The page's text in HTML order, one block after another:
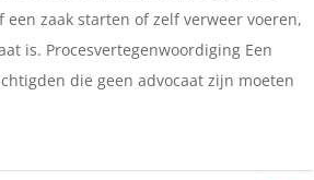
zaak starten of zelf verweer voeren,
is. Procesvertegenwoordiging Een
die geen advocaat zijn moeten